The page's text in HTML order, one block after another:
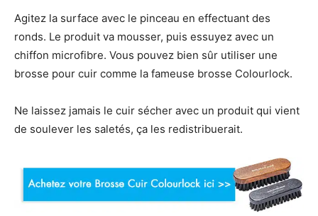
Agitez la surface avec le pinceau en effectuant des
ronds. Le produit va mousser, puis essuyez avec un
chiffon microfibre. Vous pouvez bien sûr utiliser une
brosse pour cuir comme la fameuse brosse Colourlock.
Ne laissez jamais le cuir sécher avec un produit qui vient
de soulever les saletés, ça les redistribuerait.